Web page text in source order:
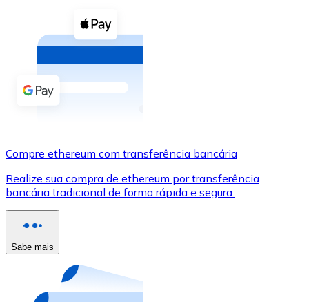
Cupons cripto
Compre criptomoedas com dinheiro e outros
Comprar com dinheiro
Transferência SEPA
Use cartões Visa e Mastercard para comprar
Comprar com cartão
Compre cartões-presente das suas marcas favoritas
Compre ethereum com transferência bancária
Realize sua compra de ethereum por transferência
bancária tradicional de forma rápida e segura.
Sabe mais